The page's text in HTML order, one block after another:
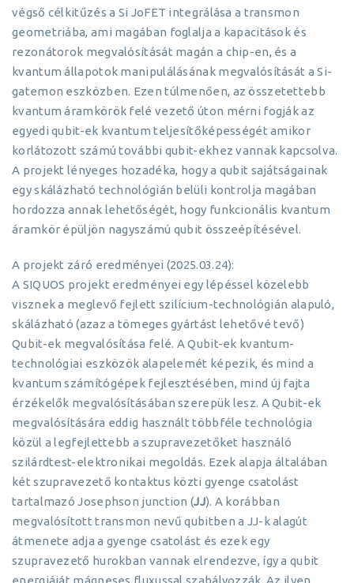
végső célkitűzés a Si JoFET integrálása a transmon
geometriába, ami magában foglalja a kapacitások és
rezonátorok megvalósítását magán a chip-en, és a
kvantum állapotok manipulálásának megvalósítását a Si-
gatemon eszközben. Ezen túlmenően, az összetettebb
kvantum áramkörök felé vezető úton mérni fogják az
egyedi qubit-ek kvantum teljesítőképességét amikor
korlátozott számú további qubit-ekhez vannak kapcsolva.
A projekt lényeges hozadéka, hogy a qubit sajátságainak
egy skálázható technológián belüli kontrolja magában
hordozza annak lehetőségét, hogy funkcionális kvantum
áramkör épüljön nagyszámú qubit összeépítésével.
A projekt záró eredményei (2025.03.24):
A SIQUOS projekt eredményei egy lépéssel közelebb
visznek a meglevő fejlett szilícium-technológián alapuló,
skálázható (azaz a tömeges gyártást lehetővé tevő)
Qubit-ek megvalósítása felé. A Qubit-ek kvantum-
technológiai eszközök alapelemét képezik, és mind a
kvantum számítógépek fejlesztésében, mind új fajta
érzékelők megvalósításában szerepük lesz. A Qubit-ek
megvalósítására eddig használt többféle technológia
közül a legfejlettebb a szupravezetőket használó
szilárdtest-elektronikai megoldás. Ezek alapja általában
két szupravezető kontaktus közti gyenge csatolást
tartalmazó Josephson junction (JJ). A korábban
megvalósított transmon nevű qubitben a JJ-k alagút
átmenete adja a gyenge csatolást és ezek egy
szupravezető hurokban vannak elrendezve, így a qubit
energiáját mágneses fluxussal szabályozzák. Az ilyen